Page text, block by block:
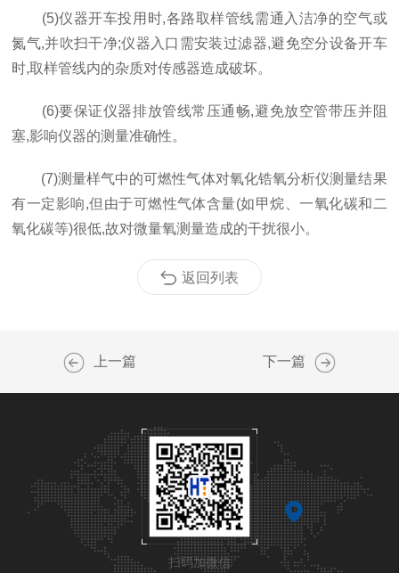
(5)仪器开车投用时,各路取样管线需通入洁净的空气或
氮气,并吹扫干净;仪器入口需安装过滤器,避免空分设备开车
时,取样管线内的杂质对传感器造成破坏。
(6)要保证仪器排放管线常压通畅,避免放空管带压并阻
塞,影响仪器的测量准确性。
(7)测量样气中的可燃性气体对氧化锆氧分析仪测量结果
有一定影响,但由于可燃性气体含量(如甲烷、一氧化碳和二
氧化碳等)很低,故对微量氧测量造成的干扰很小。
返回列表
上一篇 下一篇
扫码加微信